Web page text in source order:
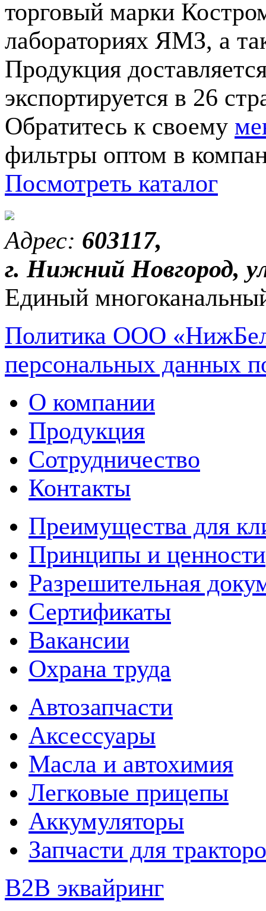
торговый марки
лабораториях ЯМЗ, а
Продукция
экспортируется в 26
Обратитесь к своему
фильтры оптом в
Посмотреть каталог
Адрес: 603117,
г. Нижний Новгород,
Единый
Политика ООО
персональных данных
О компании
Продукция
Сотрудничество
Контакты
Преимущества для
Принципы и ценности
Разрешительная
Сертификаты
Вакансии
Охрана труда
Автозапчасти
Аксессуары
Масла и автохимия
Легковые прицепы
Аккумуляторы
Запчасти для
B2B эквайринг